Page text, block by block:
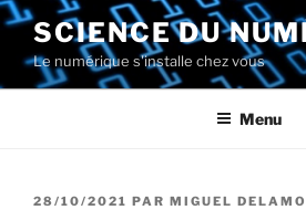
Aller
contenu
principal
SCIENCE DU
Le numérique s'installe chez vous
Menu
PUBLIÉ
28/10/2021 PAR MIGUEL